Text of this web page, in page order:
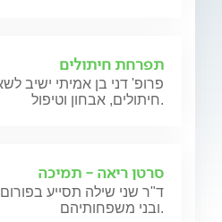
תפרחת חיתולים
פרופ' דני בן אמיתי ישיב
חיתולים, אבחון וטיפול.
סרטן ריאה - תמיכה
ד"ר שני שילה תסייע
ובני משפחותיהם.